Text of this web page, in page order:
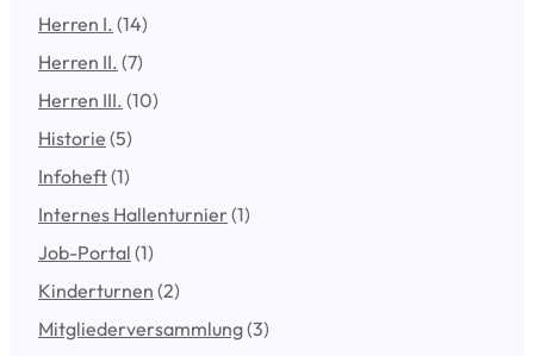
Herren I. (14)
Herren II. (7)
Herren III. (10)
Historie (5)
Infoheft(1)
Internes Hallenturnier (1)
Job-Portal (1)
Kinderturnen (2)
Mitgliederversammlung(3)